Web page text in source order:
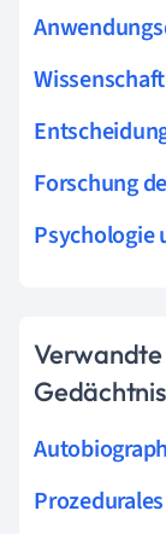
Forschung
Psychologie
Verwandte
Gedächtnis